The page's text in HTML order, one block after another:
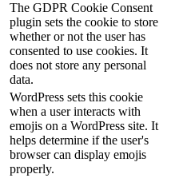
The GDPR Cookie Consent
plugin sets the cookie to store
whether or not the user has
consented to use cookies. It
does not store any personal
data.
WordPress sets this cookie
when a user interacts with
emojis on a WordPress site. It
helps determine if the user's
browser can display emojis
properly.